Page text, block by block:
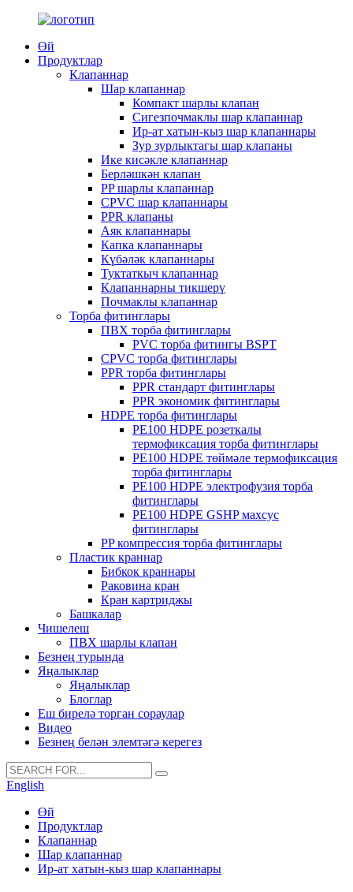
Өй
Продуктлар
Клапаннар
Шар клапаннар
Компакт шарлы клапан
Сигезпочмаклы шар клапаннар
Ир-ат хатын-кыз шар клапаннары
Зур зурлыктагы шар клапаны
Ике кисәкле клапаннар
Берләшкән клапан
PP шарлы клапаннар
CPVC шар клапаннары
PPR клапаны
Аяк клапаннары
Капка клапаннары
Күбәләк клапаннары
Туктаткыч клапаннар
Клапаннарны тикшерү
Почмаклы клапаннар
Торба фитинглары
ПВХ торба фитинглары
PVC торба фитингы BSPT
CPVC торба фитинглары
PPR торба фитинглары
PPR стандарт фитинглары
PPR экономик фитинглары
HDPE торба фитинглары
PE100 HDPE розеткалы
термофиксация торба фитинглары
PE100 HDPE төймәле термофиксация
торба фитинглары
PE100 HDPE электрофузия торба
фитинглары
PE100 HDPE GSHP махсус
фитинглары
PP компрессия торба фитинглары
Пластик краннар
Бибкок краннары
Раковина кран
Кран картриджы
Башкалар
Чишелеш
ПВХ шарлы клапан
Безнең турында
Яңалыклар
Яңалыклар
Блоглар
Еш бирелә торган сораулар
Видео
Безнең белән элемтәгә керегез
English
Өй
Продуктлар
Клапаннар
Шар клапаннар
Ир-ат хатын-кыз шар клапаннары